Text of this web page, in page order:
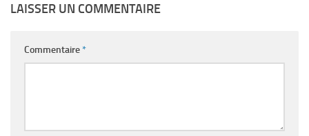
LAISSER UN COMMENTAIRE
Commentaire*